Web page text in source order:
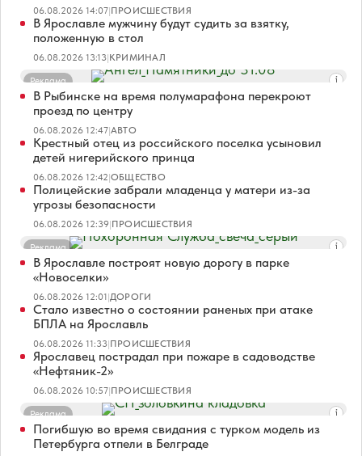
06.08.2026 14:07|ПРОИСШЕСТВИЯ
В Ярославле мужчину будут судить за взятку,
положенную в стол
06.08.2026 13:13|КРИМИНАЛ
Реклама
В Рыбинске на время полумарафона перекроют
проезд по центру
06.08.2026 12:47|АВТО
Крестный отец из российского поселка усыновил
детей нигерийского принца
06.08.2026 12:42|ОБЩЕСТВО
Полицейские забрали младенца у матери из-за
угрозы безопасности
06.08.2026 12:39|ПРОИСШЕСТВИЯ
Реклама
В Ярославле построят новую дорогу в парке
«Новоселки»
06.08.2026 12:01|ДОРОГИ
Стало известно о состоянии раненых при атаке
БПЛА на Ярославль
06.08.2026 11:33|ПРОИСШЕСТВИЯ
Ярославец пострадал при пожаре в садоводстве
«Нефтяник-2»
06.08.2026 10:57|ПРОИСШЕСТВИЯ
Реклама
Погибшую во время свидания с турком модель из
Петербурга отпели в Белграде